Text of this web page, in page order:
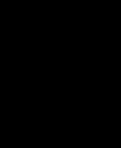
design premium
da linha
cheio de estilo. A
em azul traz